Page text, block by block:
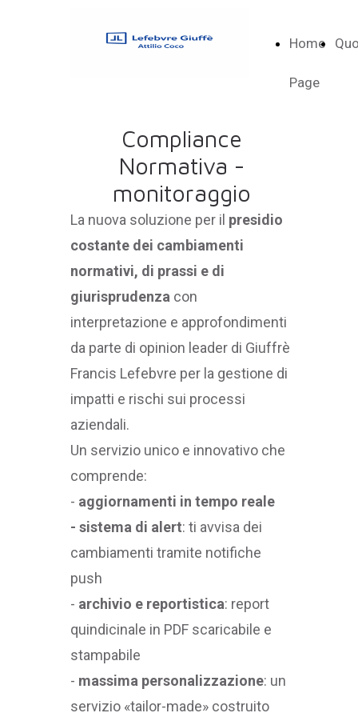
Home
Page
Compliance
Normativa -
monitoraggio
La nuova soluzione per il presidio
costante dei cambiamenti
normativi, di prassi e di
giurisprudenza con
interpretazione e approfondimenti
da parte di opinion leader di Giuffrè
Francis Lefebvre per la gestione di
impatti e rischi sui processi
aziendali.
Un servizio unico e innovativo che
comprende:
- aggiornamenti in tempo reale
- sistema di alert: ti avvisa dei
cambiamenti tramite notifiche
push
- archivio e reportistica: report
quindicinale in PDF scaricabile e
stampabile
- massima personalizzazione: un
servizio «tailor-made» costruito